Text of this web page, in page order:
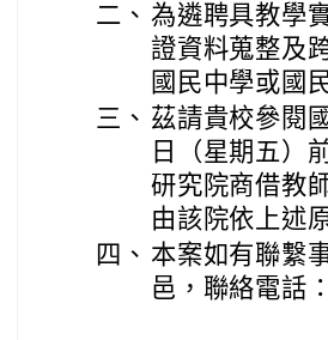
二、 為遴聘具教學
證資料蒐整及
國民中學或國
三、 茲請貴校參閱
日（星期五）
研究院商借教
由該院依上述
四、 本案如有聯繫
邑，聯絡電話